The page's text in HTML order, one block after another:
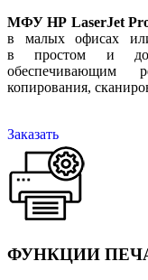
МФУ HP LaserJet
в малых офисах
в простом и
обеспечивающим
копирования,
Заказать
ФУНКЦИИ